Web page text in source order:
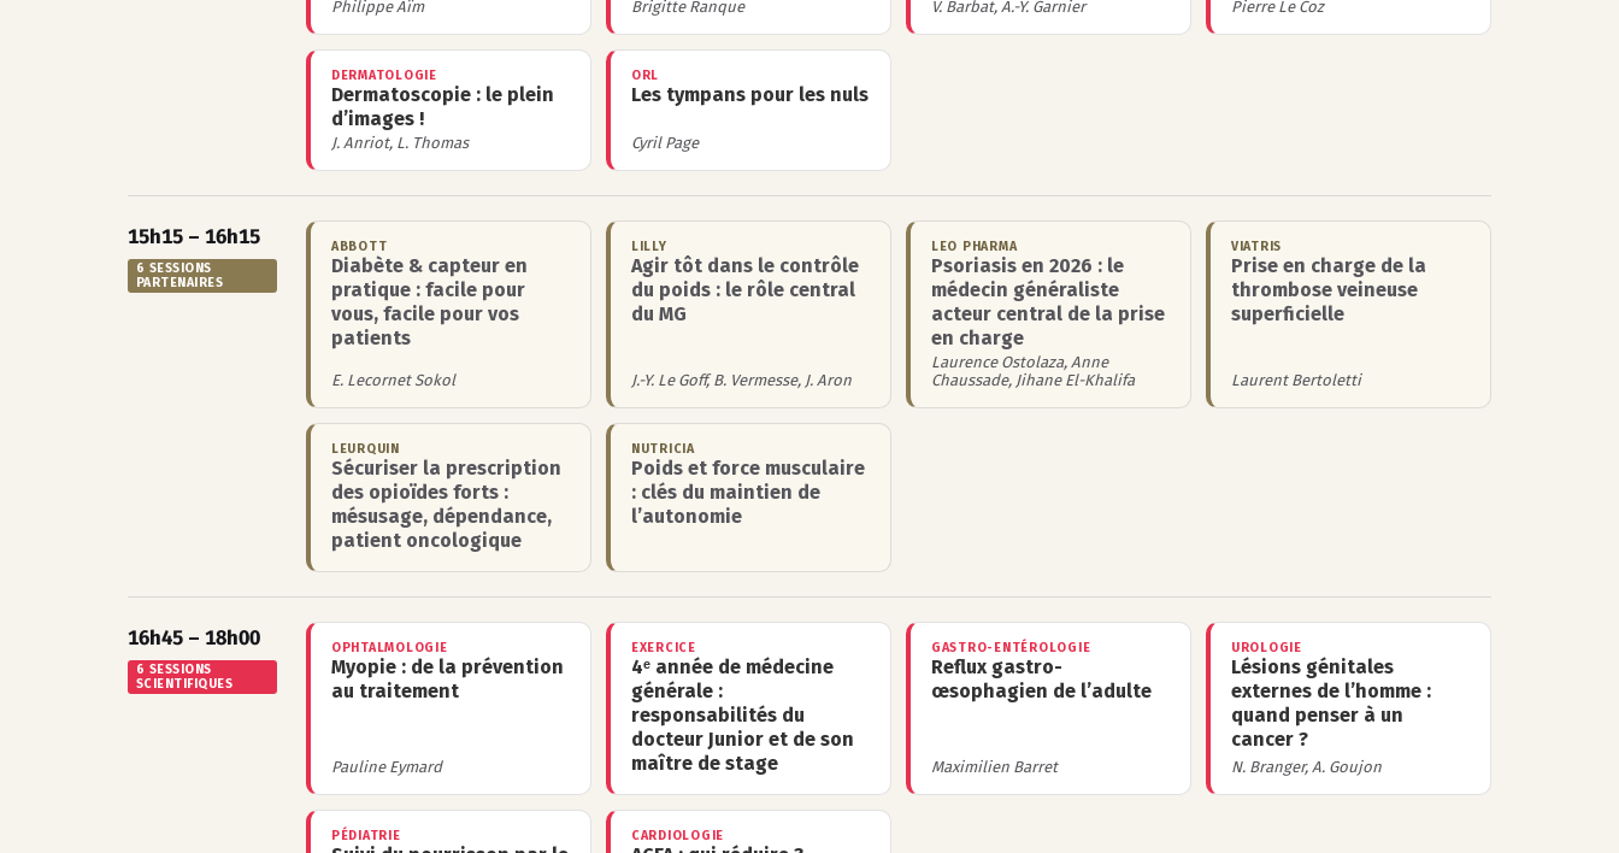
Philippe Aïm Brigitte Ranque V. Barbat, A.-Y. Garnier Pierre Le Coz
DERMATOLOGIE
Dermatoscopie : le plein
d’images !
J. Anriot, L. Thomas
ORL
Les tympans pour les nuls
Cyril Page
15h15 – 16h15
6 SESSIONS
PARTENAIRES
ABBOTT
Diabète & capteur en
pratique : facile pour
vous, facile pour vos
patients
E. Lecornet Sokol
LILLY
Agir tôt dans le contrôle
du poids : le rôle central
du MG
J.-Y. Le Goff, B. Vermesse, J. Aron
LEO PHARMA
Psoriasis en 2026 : le
médecin généraliste
acteur central de la prise
en charge
Laurence Ostolaza, Anne
Chaussade, Jihane El-Khalifa
VIATRIS
Prise en charge de la
thrombose veineuse
superficielle
Laurent Bertoletti
LEURQUIN
Sécuriser la prescription
des opioïdes forts :
mésusage, dépendance,
patient oncologique
NUTRICIA
Poids et force musculaire
: clés du maintien de
l’autonomie
16h45 – 18h00
6 SESSIONS
SCIENTIFIQUES
OPHTALMOLOGIE
Myopie : de la prévention
au traitement
Pauline Eymard
EXERCICE
4ᵉ année de médecine
générale :
responsabilités du
docteur Junior et de son
maître de stage
GASTRO-ENTÉROLOGIE
Reflux gastro-
œsophagien de l’adulte
Maximilien Barret
UROLOGIE
Lésions génitales
externes de l’homme :
quand penser à un
cancer ?
N. Branger, A. Goujon
PÉDIATRIE CARDIOLOGIE